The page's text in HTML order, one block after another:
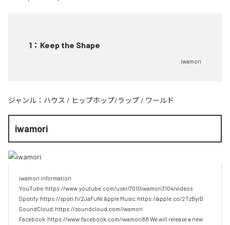
1 ： Keep the Shape
iwamori
ジャンル： ハウス / ヒップホップ/ラップ / ワールド
iwamori
iwamori information
YouTube:https://www.youtube.com/user/7010iwamori3104/videos
Spotify:https://spoti.fi/2JaFuNl Apple Music:https://apple.co/2TzByrD
SoundCloud:https://soundcloud.com/iwamori
Facebook:https://www.facebook.com/iwamori88 We will release a new